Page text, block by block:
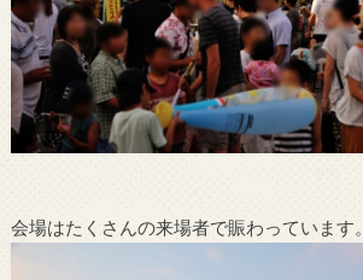
会場はたくさんの来場者で賑わっています。